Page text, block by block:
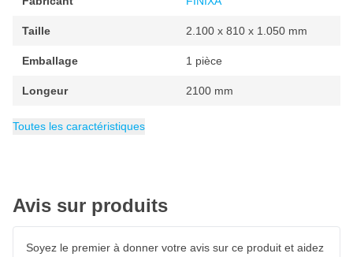
Taille 2.100 x 810 x 1.050 mm
Emballage 1 pièce
Longeur 2100 mm
Largeur 810 mm
5491196000397
Hauteur 1050 mm
Catégorie Supports carrosserie peinture
Toutes les caractéristiques
Avis sur produits
Soyez le premier à donner votre avis sur ce produit et aidez